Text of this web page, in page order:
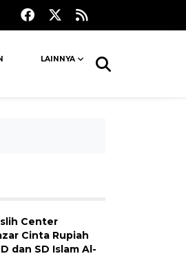
LAINNYA
Center
Cinta Rupiah
dan SD Islam Al-